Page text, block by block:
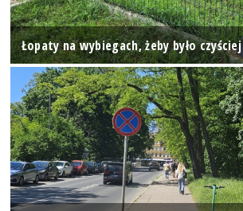
Łopaty na wybiegach, żeby było czyściej